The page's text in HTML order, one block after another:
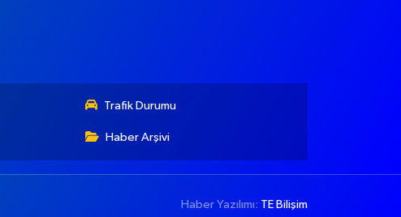
Trafik Durumu
Haber Arşivi
Haber Yazılımı: TE Bilişim